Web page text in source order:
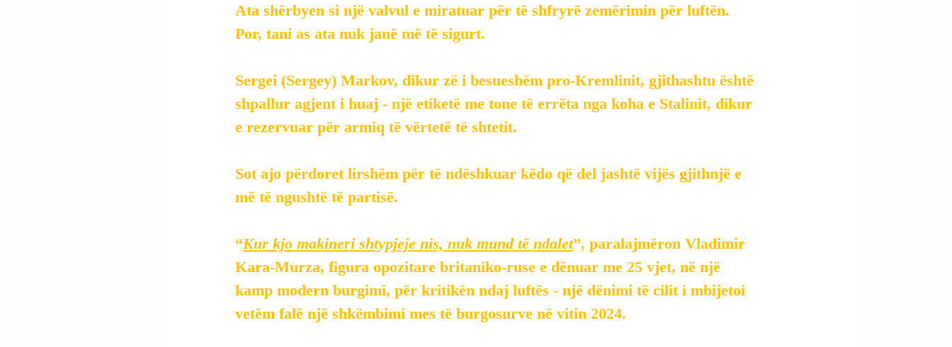
Ata shërbyen si një valvul e miratuar për të shfryrë zemërimin për luftën.
Por, tani as ata nuk janë më të sigurt.
Sergei (Sergey) Markov, dikur zë i besueshëm pro-Kremlinit, gjithashtu është
shpallur agjent i huaj - një etiketë me tone të errëta nga koha e Stalinit, dikur
e rezervuar për armiq të vërtetë të shtetit.
Sot ajo përdoret lirshëm për të ndëshkuar këdo që del jashtë vijës gjithnjë e
më të ngushtë të partisë.
“Kur kjo makineri shtypjeje nis, nuk mund të ndalet”, paralajmëron Vladimir
Kara-Murza, figura opozitare britaniko-ruse e dënuar me 25 vjet, në një
kamp modern burgimi, për kritikën ndaj luftës - një dënimi të cilit i mbijetoi
vetëm falë një shkëmbimi mes të burgosurve në vitin 2024.